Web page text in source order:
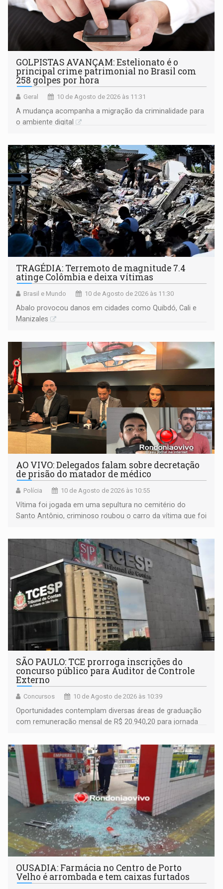
GOLPISTAS AVANÇAM: Estelionato é o
principal crime patrimonial no Brasil com
258 golpes por hora
Geral 10 de Agosto de 2026 às 11:31
A mudança acompanha a migração da criminalidade para
o ambiente digital
TRAGÉDIA: Terremoto de magnitude 7.4
atinge Colômbia e deixa vítimas
Brasil e Mundo 10 de Agosto de 2026 às 11:30
Abalo provocou danos em cidades como Quibdó, Cali e
Manizales
AO VIVO: Delegados falam sobre decretação
de prisão do matador de médico
Polícia 10 de Agosto de 2026 às 10:55
Vítima foi jogada em uma sepultura no cemitério do
Santo Antônio, criminoso roubou o carro da vítima que foi
SÃO PAULO: TCE prorroga inscrições do
concurso público para Auditor de Controle
Externo
Concursos 10 de Agosto de 2026 às 10:39
Oportunidades contemplam diversas áreas de graduação
com remuneração mensal de R$ 20.940,20 para jornada
OUSADIA: Farmácia no Centro de Porto
Velho é arrombada e tem caixas furtados